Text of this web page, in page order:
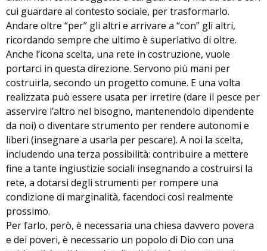
cui guardare al contesto sociale, per trasformarlo.
Andare oltre “per” gli altri e arrivare a “con” gli altri,
ricordando sempre che ultimo è superlativo di oltre.
Anche l’icona scelta, una rete in costruzione, vuole
portarci in questa direzione. Servono più mani per
costruirla, secondo un progetto comune. E una volta
realizzata può essere usata per irretire (dare il pesce per
asservire l’altro nel bisogno, mantenendolo dipendente
da noi) o diventare strumento per rendere autonomi e
liberi (insegnare a usarla per pescare). A noi la scelta,
includendo una terza possibilità: contribuire a mettere
fine a tante ingiustizie sociali insegnando a costruirsi la
rete, a dotarsi degli strumenti per rompere una
condizione di marginalità, facendoci così realmente
prossimo.
Per farlo, però, è necessaria una chiesa davvero povera
e dei poveri, è necessario un popolo di Dio con una